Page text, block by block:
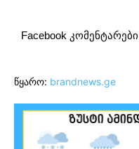
Facebook კომენტარები
წყარო: brandnews.ge